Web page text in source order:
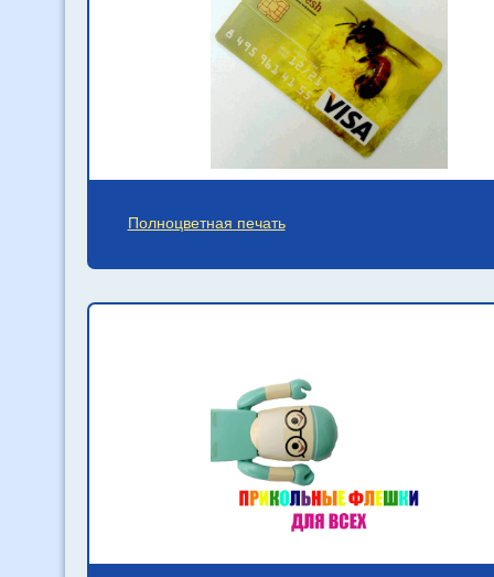
Полноцветная печать